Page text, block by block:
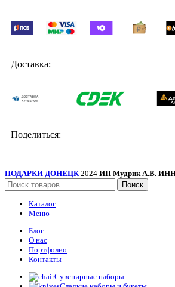
Доставка:
Поделиться:
ПОДАРКИ ДОНЕЦК 2024 ИП Мудрик А.В.
Поиск
Каталог
Меню
Блог
О нас
Портфолио
Контакты
Сувенирные наборы